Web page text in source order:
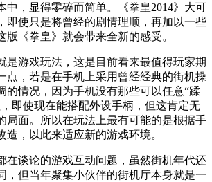
中，显得零碎而简单。《拳皇2014》大可
即使只是将曾经的剧情理顺，再加以一些
版《拳皇》就会带来全新的感受。
是游戏玩法，这是目前看来最值得玩家期
点，若是在手机上采用曾经经典的街机操
的情况，因为手机没有那些可以任意“蹂
即使现在能搭配外设手柄，但这肯定无
局面。所以在玩法上最有可能的是根据手
造，以此来适应新的游戏环境。
在谈论的游戏互动问题，虽然街机年代还
，但当年聚集小伙伴的街机厅本身就是一